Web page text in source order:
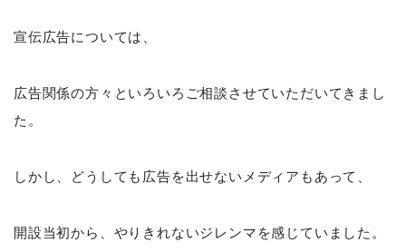
宣伝広告については、
広告関係の方々といろいろご相談させていただいてきまし
た。
しかし、どうしても広告を出せないメディアもあって、
開設当初から、やりきれないジレンマを感じていました。